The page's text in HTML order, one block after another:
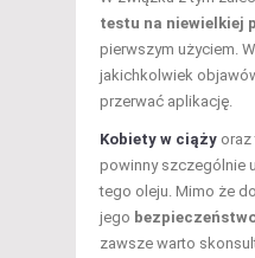
testu na niewielkiej
pierwszym użyciem.
jakichkolwiek
przerwać aplikację.
Kobiety w ciąży oraz
powinny szczególnie
tego oleju. Mimo że
jego
zawsze warto